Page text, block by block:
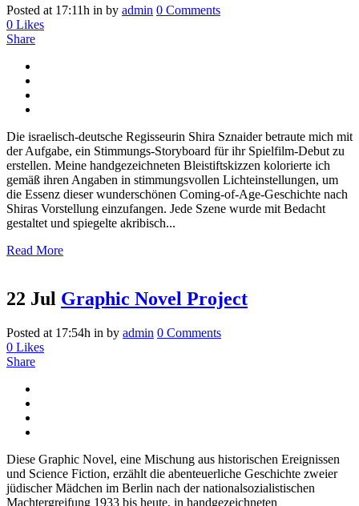
Posted at 17:11h in by admin 0 Comments
0 Likes
Share
Die israelisch-deutsche Regisseurin Shira Sznaider betraute mich mit
der Aufgabe, ein Stimmungs-Storyboard für ihr Spielfilm-Debut zu
erstellen. Meine handgezeichneten Bleistiftskizzen kolorierte ich
gemäß ihren Angaben in stimmungsvollen Lichteinstellungen, um
die Essenz dieser wunderschönen Coming-of-Age-Geschichte nach
Shiras Vorstellung einzufangen. Jede Szene wurde mit Bedacht
gestaltet und spiegelte akribisch...
Read More
22 Jul Graphic Novel Project
Posted at 17:54h in by admin 0 Comments
0 Likes
Share
Diese Graphic Novel, eine Mischung aus historischen Ereignissen
und Science Fiction, erzählt die abenteuerliche Geschichte zweier
jüdischer Mädchen im Berlin nach der nationalsozialistischen
Machtergreifung 1933 bis heute, in handgezeichneten